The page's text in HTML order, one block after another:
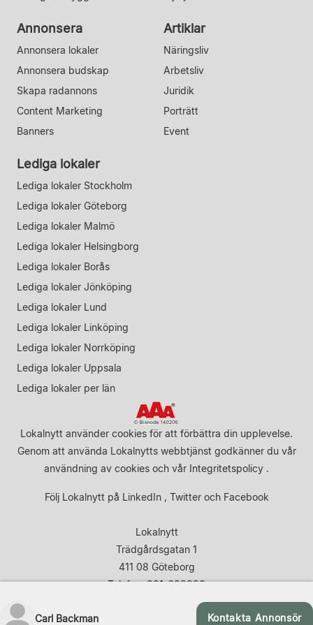
Carl Backman Kontakta Annonsör
Annonsera
Annonsera lokaler
Annonsera budskap
Skapa radannons
Content Marketing
Banners
Artiklar
Näringsliv
Arbetsliv
Juridik
Porträtt
Event
Lediga lokaler
Lediga lokaler Stockholm
Lediga lokaler Göteborg
Lediga lokaler Malmö
Lediga lokaler Helsingborg
Lediga lokaler Borås
Lediga lokaler Jönköping
Lediga lokaler Lund
Lediga lokaler Linköping
Lediga lokaler Norrköping
Lediga lokaler Uppsala
Lediga lokaler per län
Lokalnytt använder cookies för att förbättra din upplevelse.
Genom att använda Lokalnytts webbtjänst godkänner du vår
användning av cookies och vår Integritetspolicy .
Följ Lokalnytt på LinkedIn, Twitteroch Facebook
Lokalnytt
Trädgårdsgatan 1
411 08 Göteborg
Telefon: 031-683920